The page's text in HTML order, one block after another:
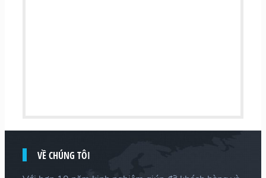
VỀ CHÚNG TÔI